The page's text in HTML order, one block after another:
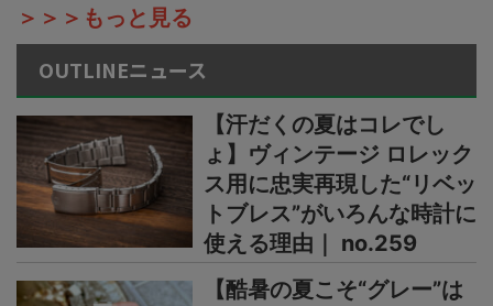
＞＞＞もっと見る
OUTLINEニュース
【汗だくの夏はコレでし
ょ】ヴィンテージ ロレック
ス用に忠実再現した“リベッ
トブレス”がいろんな時計に
使える理由｜ no.259
【酷暑の夏こそ“グレー”は